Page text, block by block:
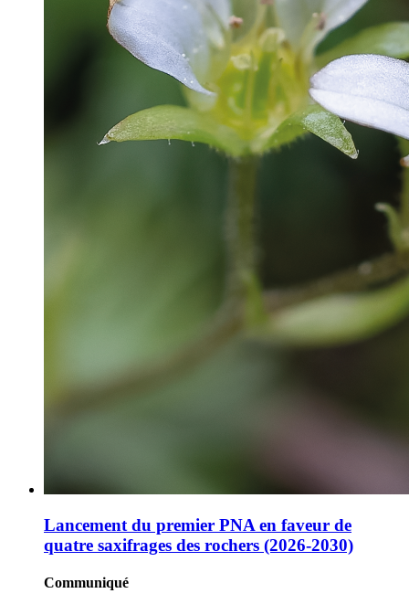
Lancement du premier PNA en faveur de
quatre saxifrages des rochers (2026-2030)
Communiqué